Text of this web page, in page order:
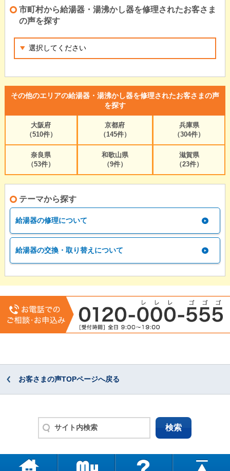
市町村から給湯器・湯沸かし器を修理されたお客さま
の声を探す
その他のエリアの給湯器・湯沸かし器を修理されたお客さまの声
を探す
大阪府
（510件）
京都府
（145件）
兵庫県
（304件）
奈良県
（53件）
和歌山県
（9件）
滋賀県
（23件）
テーマから探す
給湯器の修理について
給湯器の交換・取り替えについて
お客さまの声TOPページへ戻る